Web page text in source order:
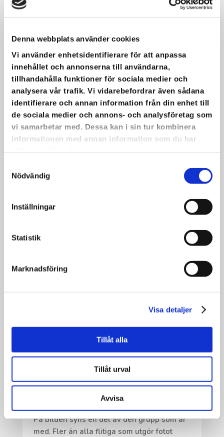
Denna webbplats använder cookies
Vi använder enhetsidentifierare för att anpassa
innehållet och annonserna till användarna,
tillhandahålla funktioner för sociala medier och
analysera vår trafik. Vi vidarebefordrar även sådana
identifierare och annan information från din enhet till
de sociala medier och annons- och analysföretag som
vi samarbetar med. Dessa kan i sin tur kombinera
informationen med annan information som du har
Nödvändig
Inställningar
Statistik
Marknadsföring
Visa detaljer
Tillåt alla
Tillåt urval
Avvisa
MED ROXANNE EVERETT OCH
TRAPPER ROBBINS
På onsdag kl. 09 – 09.45 är det
konstnärspresentation med Roxanne
Everett och Trapper Robbins, våra nu
boende konstnärer i Folkes Ateljé.
Bägge två kommer från USA så
presentationen kommer att vara på
engelska.
Från kl. 08.30 – 10.00 samma dag är det
också våfflor som vanligt.
Varmt välkomna!
DET ÖVAS OCH DET ÖVAS.
Det övas och det övas.
22 maj har vi en körkonsert med livemusik i
•
På bilden syns en del av den grupp som är
med. Fler än alla flitiga som utgör fotot